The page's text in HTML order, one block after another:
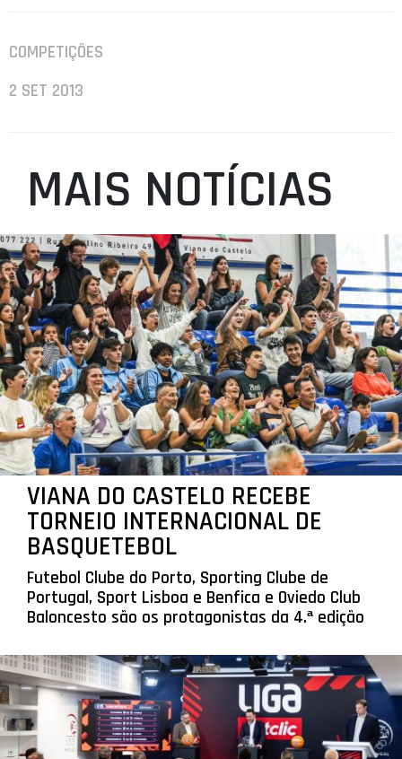
COMPETIÇÕES
2 SET 2013
MAIS NOTÍCIAS
VIANA DO CASTELO RECEBE
TORNEIO INTERNACIONAL DE
BASQUETEBOL
Futebol Clube do Porto, Sporting Clube de
Portugal, Sport Lisboa e Benfica e Oviedo Club
Baloncesto são os protagonistas da 4.ª edição